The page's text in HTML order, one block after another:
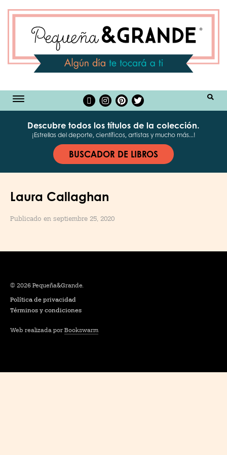
Descubre todos los títulos de la colección.
¡Estrellas del deporte, científicos, artistas y mucho más...!
BUSCADOR DE LIBROS
Laura Callaghan
Publicado en septiembre 25, 2020
© 2026 Pequeña&Grande.
Política de privacidad
Términos y condiciones
Web realizada por Bookswarm